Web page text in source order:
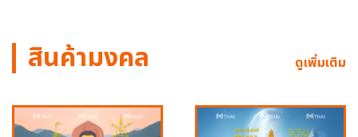
สินค้ามงคล ดูเพิ่มเติม